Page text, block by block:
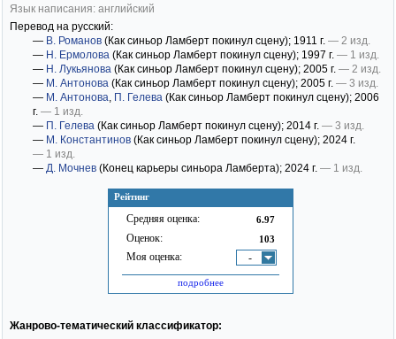
Рейтинг
Средняя оценка: 6.97
Оценок: 103
Моя оценка: -
подробнее
Язык написания: английский
Перевод на русский:
— В. Романов (Как синьор Ламберт покинул сцену); 1911 г. — 2 изд.
— Н. Ермолова (Как синьор Ламберт покинул сцену); 1997 г. — 1 изд.
— Н. Лукьянова (Как синьор Ламберт покинул сцену); 2005 г. — 2 изд.
— М. Антонова (Как синьор Ламберт покинул сцену); 2005 г. — 3 изд.
— М. Антонова, П. Гелева (Как синьор Ламберт покинул сцену); 2006
г. — 1 изд.
— П. Гелева (Как синьор Ламберт покинул сцену); 2014 г. — 3 изд.
— М. Константинов (Как синьор Ламберт покинул сцену); 2024 г.
— 1 изд.
— Д. Мочнев (Конец карьеры синьора Ламберта); 2024 г. — 1 изд.
Жанрово-тематический классификатор: